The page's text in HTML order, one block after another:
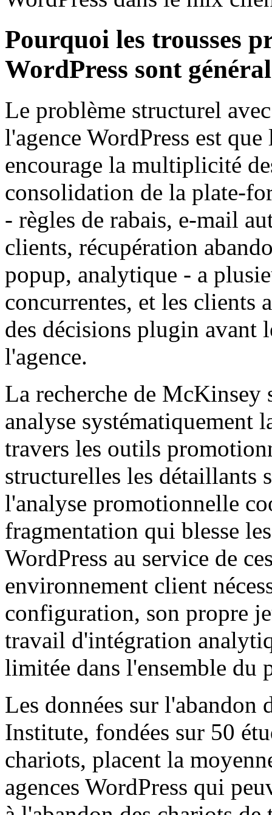
Pourquoi les trousses
WordPress sont
Le problème structurel
l'agence WordPress est
encourage la multiplicité
consolidation de la plate-
- règles de rabais, e-mail
clients, récupération
popup, analytique - a
concurrentes, et les clients
des décisions plugin avant
l'agence.
La recherche de
analyse systématiquement
travers les outils
structurelles les détaillants
l'analyse promotionnelle
fragmentation qui blesse
WordPress au service de
environnement client
configuration, son propre
travail d'intégration
limitée dans l'ensemble du
Les données sur l'abandon
Institute, fondées sur 50
chariots, placent la
agences WordPress qui